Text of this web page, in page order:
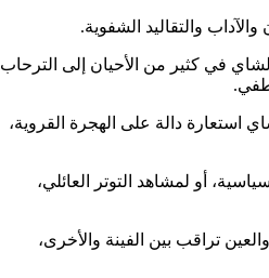
والتقاليد الشفوية.
في كثير من الأحيان إلى الترحاب
الخالدة “الصينية” (1972)، حيث تمثل صينية الشاي استعارة دالة على الهجرة القروية،
أو لمشاهد التوتر العائلي،
البراد فوق نار الكانون، والعين تراقب بين الفينة والأخرى،